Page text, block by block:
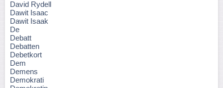
David Rydell
Dawit Isaac
Dawit Isaak
De
Debatt
Debatten
Debetkort
Dem
Demens
Demokrati